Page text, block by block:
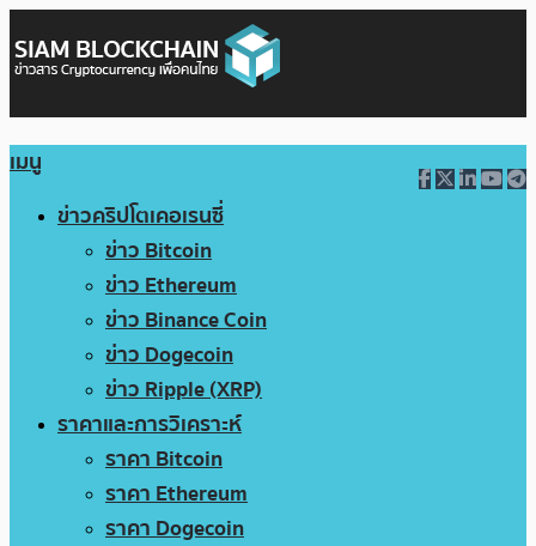
เมนู
ข่าวคริปโตเคอเรนซี่
ข่าว Bitcoin
ข่าว Ethereum
ข่าว Binance Coin
ข่าว Dogecoin
ข่าว Ripple (XRP)
ราคาและการวิเคราะห์
ราคา Bitcoin
ราคา Ethereum
ราคา Dogecoin